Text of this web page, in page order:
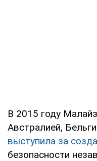
В 2015 году
Австралией,
выступила за
безопасности